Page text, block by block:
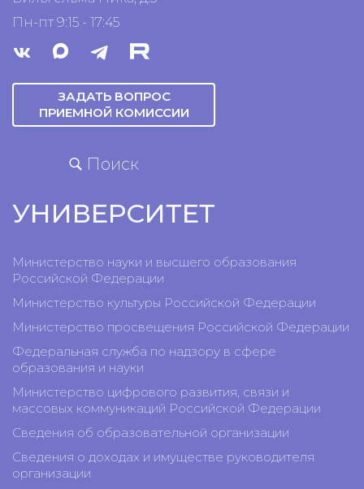
Пн-пт 9:15 - 17:45
ЗАДАТЬ ВОПРОС
ПРИЕМНОЙ КОМИССИИ
Поиск
УНИВЕРСИТЕТ
Министерство науки и высшего образования
Российской Федерации
Министерство культуры Российской Федерации
Министерство просвещения Российской Федерации
Федеральная служба по надзору в сфере
образования и науки
Министерство цифрового развития, связи и
массовых коммуникаций Российской Федерации
Сведения об образовательной организации
Сведения о доходах и имуществе руководителя
организации